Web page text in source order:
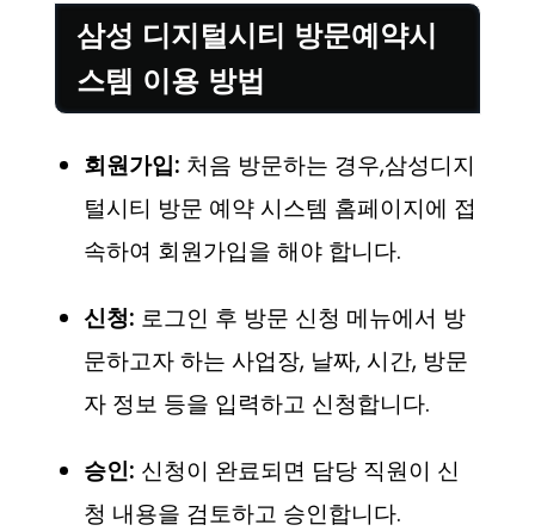
삼성 디지털시티 방문예약시
스템 이용 방법
회원가입: 처음 방문하는 경우,삼성디지
털시티 방문 예약 시스템 홈페이지에 접
속하여 회원가입을 해야 합니다.
신청: 로그인 후 방문 신청 메뉴에서 방
문하고자 하는 사업장, 날짜, 시간, 방문
자 정보 등을 입력하고 신청합니다.
승인: 신청이 완료되면 담당 직원이 신
청 내용을 검토하고 승인합니다.